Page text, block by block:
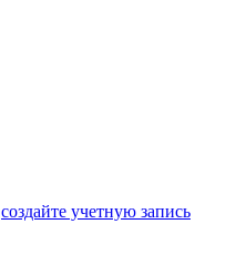
создайте учетную запись